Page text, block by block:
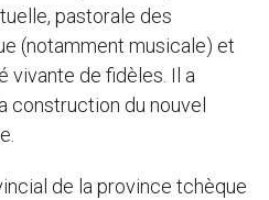
pastorale des
(notamment musicale) et
vivante de fidèles. Il a
construction du nouvel
de la province tchèque